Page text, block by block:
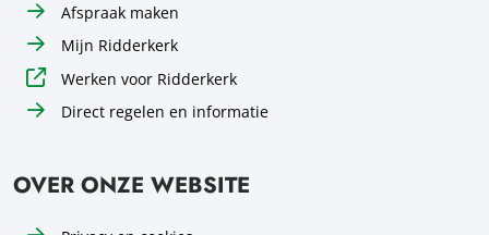
Afspraak maken
Mijn Ridderkerk
Werken voor Ridderkerk
Direct regelen en informatie
OVER ONZE WEBSITE